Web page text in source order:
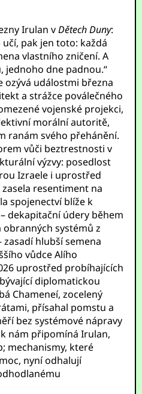
Irulan vDětech Duny:
pak jen toto: každá
vlastního zničení. A
jednoho dne padnou.“
ozývá událostmi března
a strážce poválečného
vojenské projekci,
morální autoritě,
ranám svého přehánění.
vůči beztrestnosti v
výzvy: posedlost
Izraele i uprostřed
resentiment na
spojenectví blíže k
dekapitační údery během
systémů z
hlubší semena
vůdce Alího
uprostřed probíhajících
diplomatickou
Chameneí, zocelený
přísahal pomstu a
bez systémové nápravy
nám připomíná Irulan,
mechanismy, které
nyní odhalují